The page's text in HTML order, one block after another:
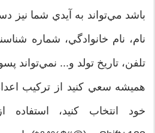
باشد مي‌تواند به آيدي شما نيز
نام، نام خانوادگي، شماره
تلفن، تاريخ تولد و... نمي‌تواند
هميشه سعي کنيد از ترکيب